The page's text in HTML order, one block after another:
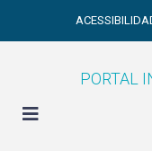
PORTAL